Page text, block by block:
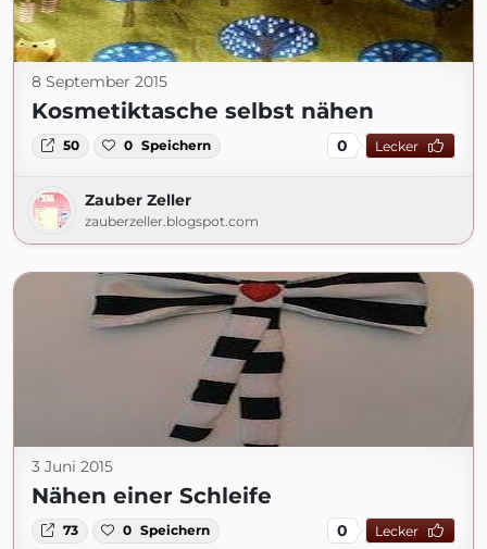
8 September 2015
Kosmetiktasche selbst nähen
50 0 Speichern 0 Lecker
Zauber Zeller
zauberzeller.blogspot.com
3 Juni 2015
Nähen einer Schleife
73 0 Speichern 0 Lecker